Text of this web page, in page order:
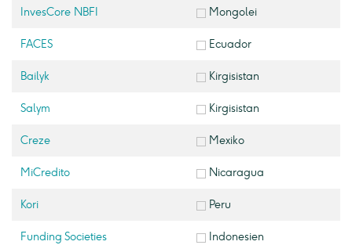
InvesCore NBFI Mongolei
FACES Ecuador
Bailyk Kirgisistan
Salym Kirgisistan
Creze Mexiko
MiCredito Nicaragua
Kori Peru
Funding Societies Indonesien